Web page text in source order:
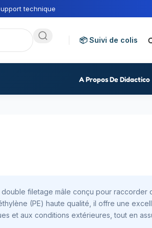
technique
📦 Suivi de colis
A Propos De Didactico
filetage mâle conçu pour raccorder
(PE) haute qualité, il offre une
et aux conditions extérieures, tout en